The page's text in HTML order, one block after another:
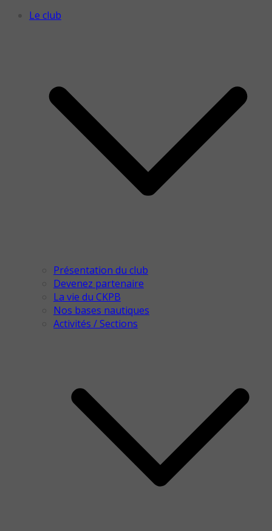
Le club
Présentation du club
Devenez partenaire
La vie du CKPB
Nos bases nautiques
Activités / Sections